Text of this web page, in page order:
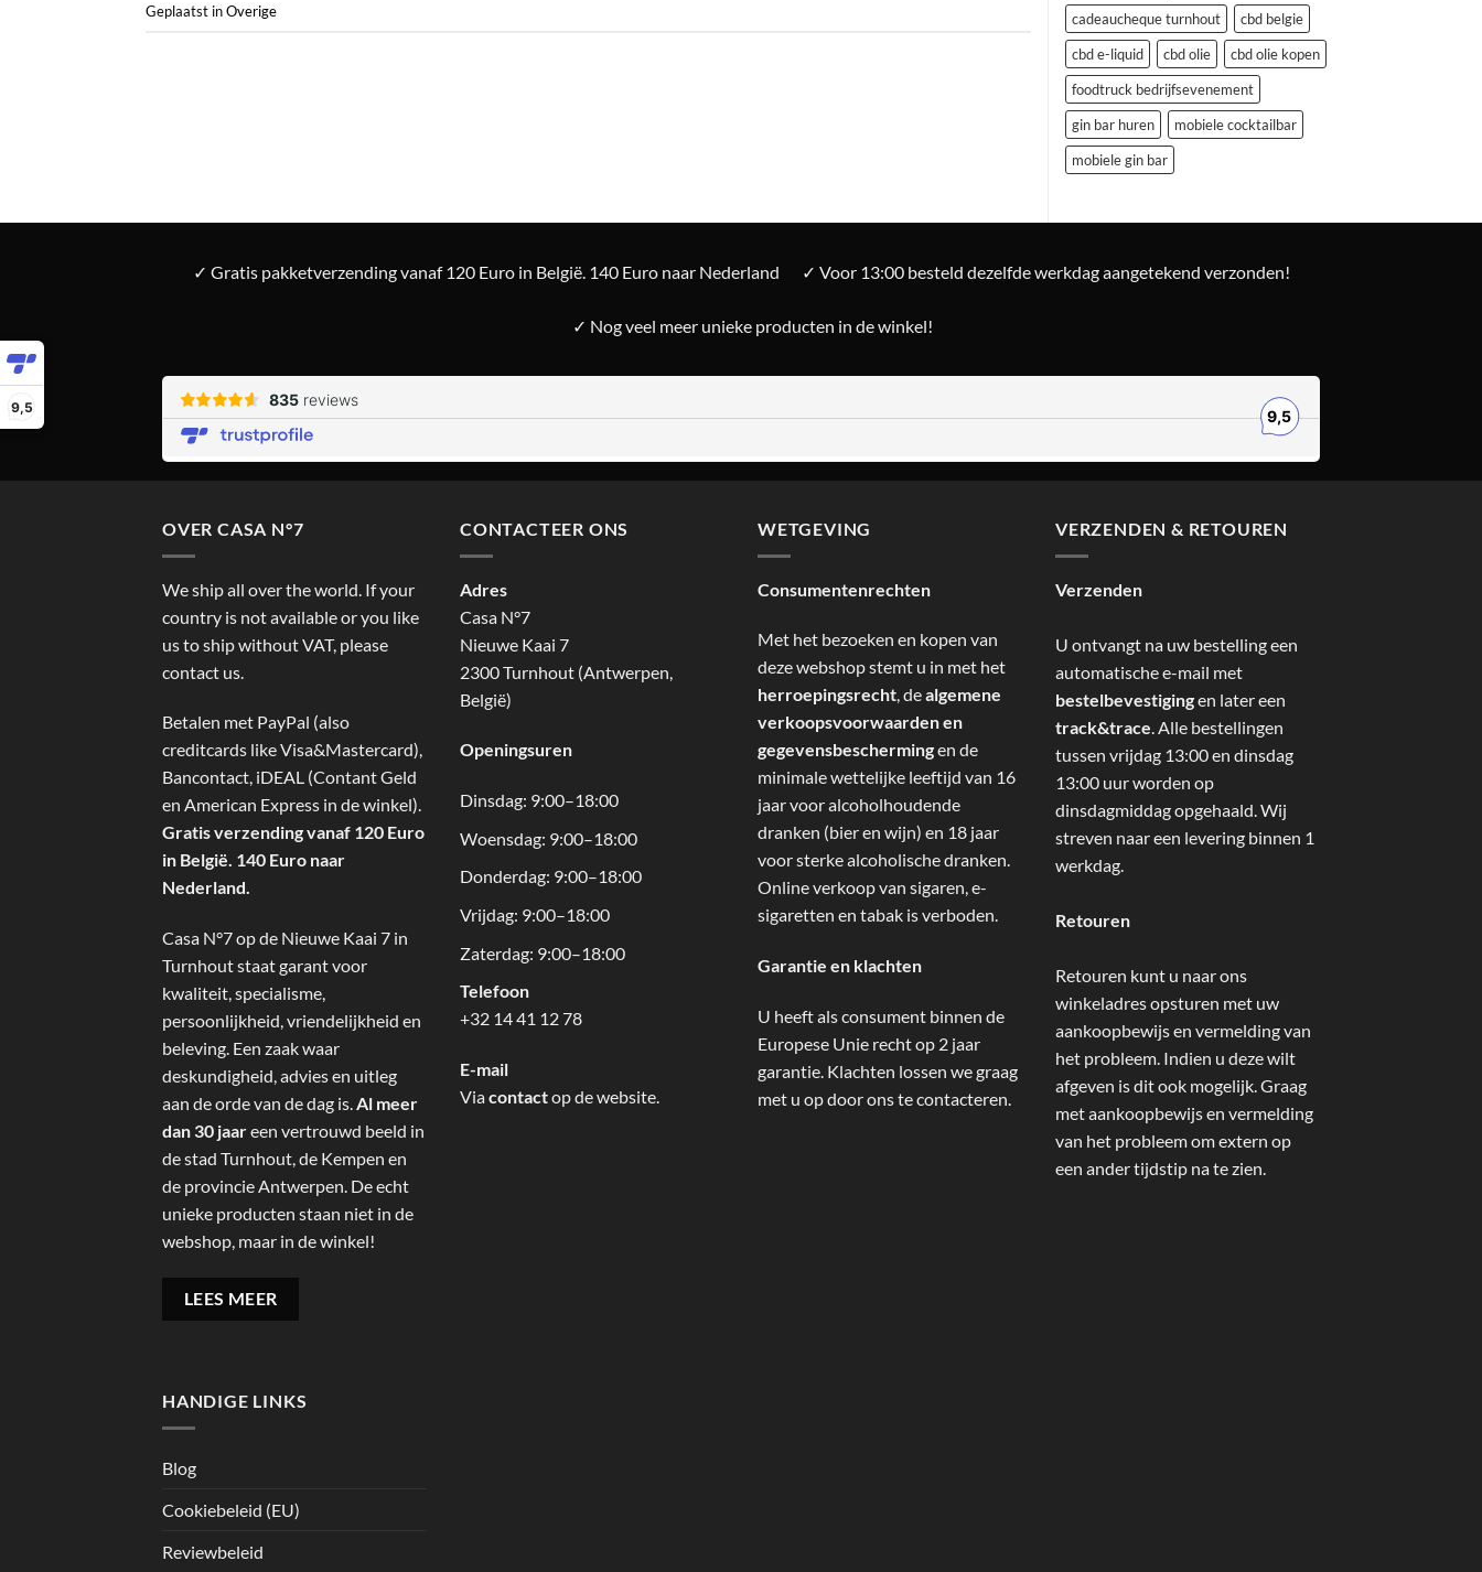
9,5
Geplaatst inOverige
cadeaucheque turnhout
cbd belgie
cbd e-liquid
cbd olie
cbd olie kopen
foodtruck bedrijfsevenement
gin bar huren
mobiele cocktailbar
mobiele gin bar
✓ Gratis pakketverzending vanaf 120 Euro in België. 140 Euro naar Nederland ✓ Voor 13:00 besteld dezelfde werkdag aangetekend verzonden!
✓ Nog veel meer unieke producten in de winkel!
OVER CASA N°7
We ship all over the world. If your
country is not available or you like
us to ship without VAT, please
contact us.
Betalen met PayPal (also
creditcards like Visa&Mastercard),
Bancontact, iDEAL (Contant Geld
en American Express in de winkel).
Gratis verzending vanaf 120 Euro
in België. 140 Euro naar
Nederland.
Casa N°7 op de Nieuwe Kaai 7 in
Turnhout staat garant voor
kwaliteit, specialisme,
persoonlijkheid, vriendelijkheid en
beleving. Een zaak waar
deskundigheid, advies en uitleg
aan de orde van de dag is.Al meer
dan 30 jaareen vertrouwd beeld in
de stad Turnhout, de Kempen en
de provincie Antwerpen. De echt
unieke producten staan niet in de
webshop, maar in de winkel!
LEES MEER
CONTACTEER ONS
Adres
Casa N°7
Nieuwe Kaai 7
2300 Turnhout (Antwerpen,
België)
Openingsuren
Dinsdag: 9:00–18:00
Woensdag: 9:00–18:00
Donderdag: 9:00–18:00
Vrijdag: 9:00–18:00
Zaterdag: 9:00–18:00
Telefoon
+32 14 41 12 78
E-mail
Viacontactop de website.
WETGEVING
Consumentenrechten
Met het bezoeken en kopen van
deze webshop stemt u in met het
herroepingsrecht, dealgemene
verkoopsvoorwaarden en
gegevensbeschermingen de
minimale wettelijke leeftijd van 16
jaar voor alcoholhoudende
dranken (bier en wijn) en 18 jaar
voor sterke alcoholische dranken.
Online verkoop van sigaren, e-
sigaretten en tabak is verboden.
Garantie en klachten
U heeft als consument binnen de
Europese Unie recht op 2 jaar
garantie. Klachten lossen we graag
met u op door ons te contacteren.
VERZENDEN & RETOUREN
Verzenden
U ontvangt na uw bestelling een
automatische e-mail met
bestelbevestigingen later een
track&trace . Alle bestellingen
tussen vrijdag 13:00 en dinsdag
13:00 uur worden op
dinsdagmiddag opgehaald. Wij
streven naar een levering binnen 1
werkdag.
Retouren
Retouren kunt u naar ons
winkeladres opsturen met uw
aankoopbewijs en vermelding van
het probleem. Indien u deze wilt
afgeven is dit ook mogelijk. Graag
met aankoopbewijs en vermelding
van het probleem om extern op
een ander tijdstip na te zien.
HANDIGE LINKS
Blog
Cookiebeleid (EU)
Reviewbeleid